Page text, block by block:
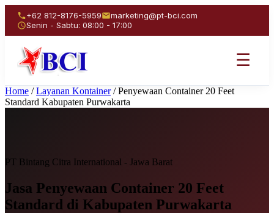
+62 812-8176-5959
marketing@pt-bci.com
Senin - Sabtu: 08:00 - 17:00
☰
Home / Layanan Kontainer / Penyewaan Container 20 Feet
Standard Kabupaten Purwakarta
PT Bintang Citra International - Jawa Barat
Jasa Penyewaan Container 20 Feet
Standard di Kabupaten Purwakarta